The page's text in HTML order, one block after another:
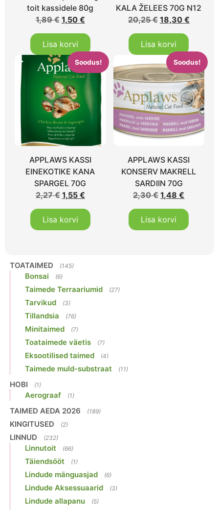
toit kassidele 80g
1,89€ 1,50 €
Lisa korvi
KALA ŽELEES 70G N12
20,25€ 18,30 €
Lisa korvi
Soodus!
APPLAWS KASSI
EINEKOTIKE KANA
SPARGEL 70G
2,27€ 1,55 €
Lisa korvi
Soodus!
APPLAWS KASSI
KONSERV MAKRELL
SARDIIN 70G
2,30€ 1,48€
Lisa korvi
TOATAIMED (145)
Bonsai (6)
Taimede Terraariumid (27)
Tarvikud (3)
Tillandsia (76)
Minitaimed (7)
Toataimede väetis (7)
Eksootilised taimed (4)
Taimede muld-substraat (11)
HOBI (1)
Aerograaf (1)
TAIMED AEDA 2026 (189)
KINGITUSED (2)
LINNUD (232)
Linnutoit (66)
Täiendsööt (1)
Lindude mänguasjad (6)
Lindude Aksessuaarid (3)
Lindude allapanu (5)